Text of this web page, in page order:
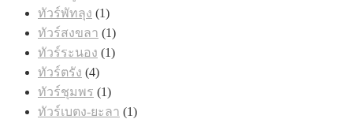
สินค้า
ทัวร์พัทลุง 11
สินค้า
ทัวร์สงขลา 11
สินค้า
ทัวร์ระนอง 11
ทัวร์ตรัง 44
สินค้า
ทัวร์ชุมพร 11
สินค้า
ทัวร์เบตง-ยะลา 11